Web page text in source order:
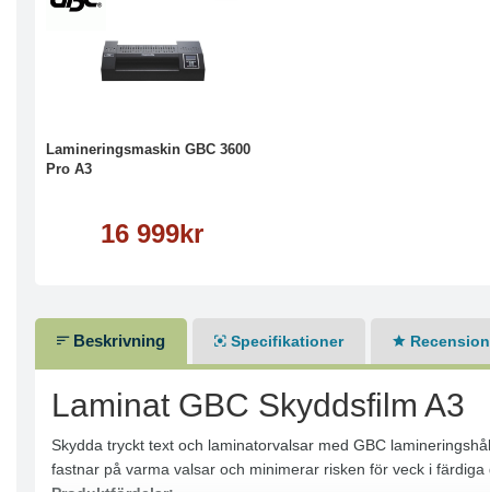
Lamineringsmaskin GBC 3600
Pro A3
16 999kr
Beskrivning Specifikationer
Laminat GBC Skyddsfilm A3
Skydda tryckt text och laminatorvalsar med GBC
fastnar på varma valsar och minimerar risken för veck i